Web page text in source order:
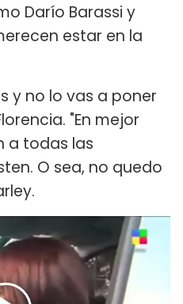
Darío Barassi y
estar en la
y no lo vas a poner
"En mejor
a todas las
O sea, no quedo